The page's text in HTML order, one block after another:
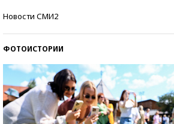
Новости СМИ2
ФОТОИСТОРИИ